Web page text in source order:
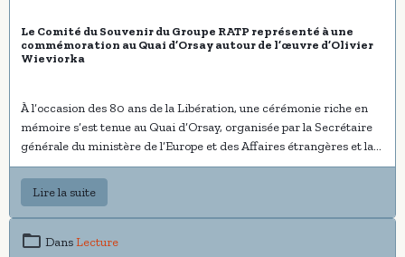
Le Comité du Souvenir du Groupe RATP représenté à une
commémoration au Quai d’Orsay autour de l’œuvre d’Olivier
Wieviorka
À l’occasion des 80 ans de la Libération, une cérémonie riche en
mémoire s’est tenue au Quai d’Orsay, organisée par la Secrétaire
générale du ministère de l’Europe et des Affaires étrangères et la
direction des Archives diplomatiques.
Monsieur
Alexandre Wattin
Souvenir du Groupe RATP missionné par le président
Cusenier, a eu l’honneur d’y être convié, en présence de
nombreuses personnalités du monde académique et diplomatique.
Lire la suite
DansLecture